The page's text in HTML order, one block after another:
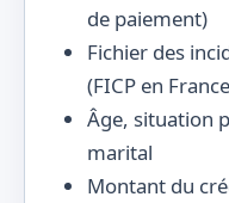
de paiement)
Fichier des
(FICP en
Âge, situation
marital
Montant du